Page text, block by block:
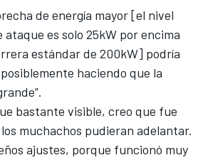
de energía mayor [el nivel
ataque es solo 25kW por encima
estándar de 200kW] podría
haciendo que la
bastante visible, creo que fue
muchachos pudieran adelantar.
ajustes, porque funcionó muy